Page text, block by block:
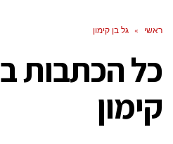
ראשי » גל בן קימון
כל הכתבות ב
קימון